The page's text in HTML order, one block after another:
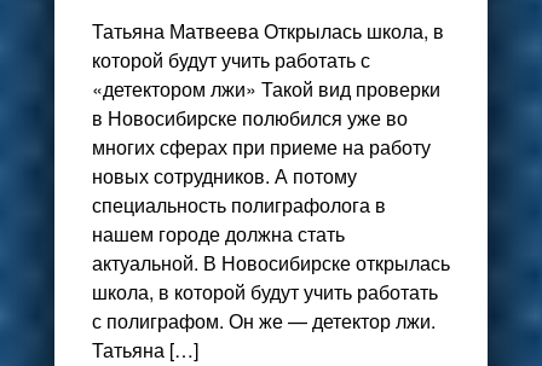
Татьяна Матвеева Открылась школа, в
которой будут учить работать с
«детектором лжи» Такой вид проверки
в Новосибирске полюбился уже во
многих сферах при приеме на работу
новых сотрудников. А потому
специальность полиграфолога в
нашем городе должна стать
актуальной. В Новосибирске открылась
школа, в которой будут учить работать
с полиграфом. Он же — детектор лжи.
Татьяна […]